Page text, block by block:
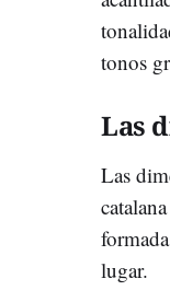
tonos
Las
Las
lugar.